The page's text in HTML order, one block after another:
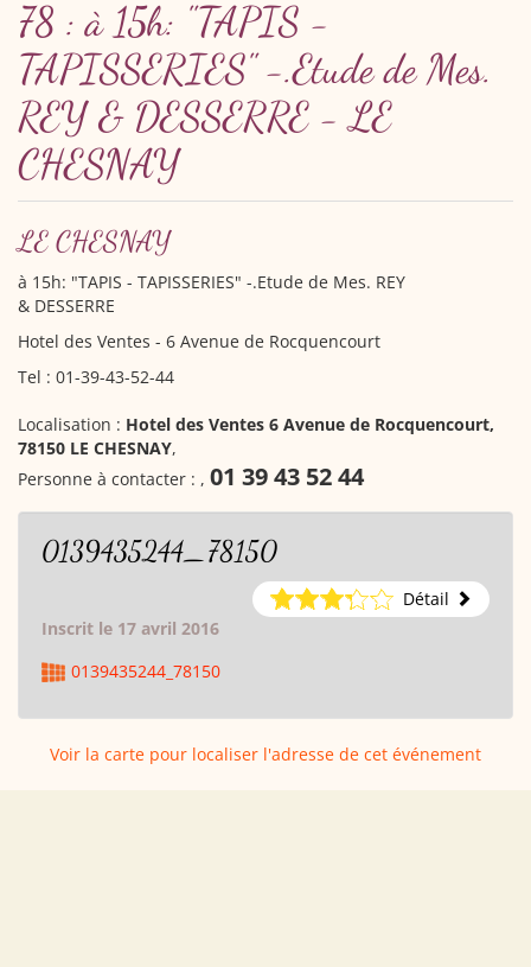
78 : à 15h: "TAPIS -
TAPISSERIES" -.Etude de Mes.
REY & DESSERRE - LE
CHESNAY
LE CHESNAY
à 15h: "TAPIS - TAPISSERIES" -.Etude de Mes. REY
& DESSERRE
Hotel des Ventes - 6 Avenue de Rocquencourt
Tel : 01-39-43-52-44
Localisation : Hotel des Ventes 6 Avenue de Rocquencourt,
78150 LE CHESNAY,
Personne à contacter : , 01 39 43 52 44
0139435244_78150
Détail
Inscrit le 17 avril 2016
0139435244_78150
Voir la carte pour localiser l'adresse de cet événement